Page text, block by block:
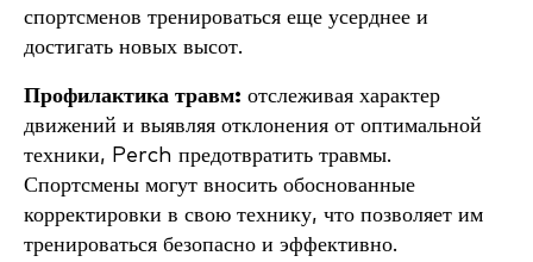
спортсменов тренироваться еще усерднее и
достигать новых высот.
Профилактика травм: отслеживая характер
движений и выявляя отклонения от оптимальной
техники, Perch предотвратить травмы.
Спортсмены могут вносить обоснованные
корректировки в свою технику, что позволяет им
тренироваться безопасно и эффективно.